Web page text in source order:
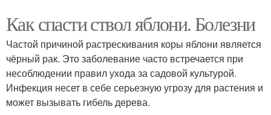
Как спасти ствол яблони. Болезни
Частой причиной растрескивания коры яблони является
чёрный рак. Это заболевание часто встречается при
несоблюдении правил ухода за садовой культурой.
Инфекция несет в себе серьезную угрозу для растения и
может вызывать гибель дерева.